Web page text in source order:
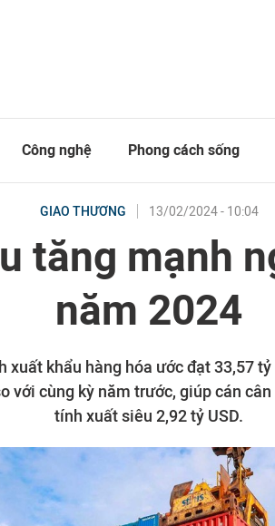
Công nghệ Phong cách sống
GIAO THƯƠNG 13/02/2024 - 10:04
tăng mạnh
năm 2024
khẩu hàng hóa ước đạt 33,57 tỷ
với cùng kỳ năm trước, giúp cán
tính xuất siêu 2,92 tỷ USD.